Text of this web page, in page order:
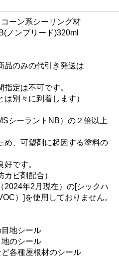
ーン系シーリング材
ノンブリード)320ml
のみの代引き発送は
定は不可です。
に到着します）
シーラントNB）の２倍以上
、可塑剤に起因する塗料の
です。
ビ剤配合）
年2月現在）の[シックハ
）]を使用しておりません。
地シール
のシール
各種屋根材のシール